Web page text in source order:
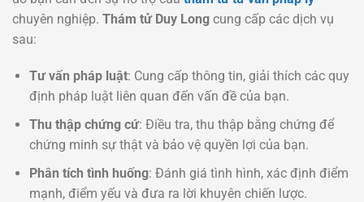
chuyên nghiệp. Thám tử Duy Long cung cấp các dịch vụ
sau:
Tư vấn pháp luật: Cung cấp thông tin, giải thích các quy
định pháp luật liên quan đến vấn đề của bạn.
Thu thập chứng cứ: Điều tra, thu thập bằng chứng để
chứng minh sự thật và bảo vệ quyền lợi của bạn.
Phân tích tình huống: Đánh giá tình hình, xác định điểm
mạnh, điểm yếu và đưa ra lời khuyên chiến lược.